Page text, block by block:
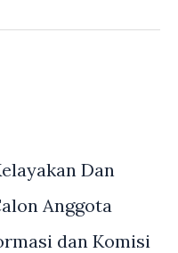
Dan
Anggota
dan Komisi